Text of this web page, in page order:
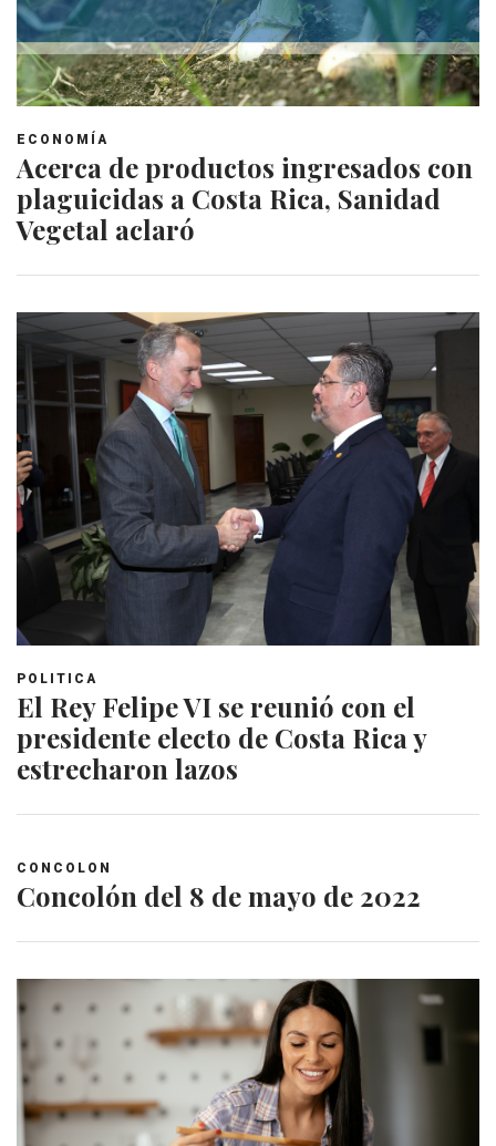
ECONOMÍA
Acerca de productos ingresados con
plaguicidas a Costa Rica, Sanidad
Vegetal aclaró
POLITICA
El Rey Felipe VI se reunió con el
presidente electo de Costa Rica y
estrecharon lazos
CONCOLON
Concolón del 8 de mayo de 2022